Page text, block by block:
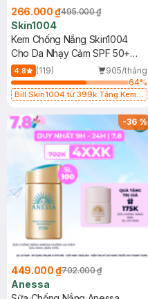
266.000 ₫495.000 ₫
Skin1004
Kem Chống Nắng Skin1004
Cho Da Nhạy Cảm SPF 50+
50ml
4.8 (119)
905/tháng
64%
Bill Skin1004 từ 399k Tặng Kem
SPF 50+ 20ml (SL Có Hạn)
-36%
449.000 ₫702.000 ₫
Anessa